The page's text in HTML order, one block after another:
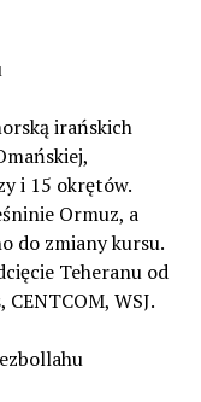
irańskich
i 15 okrętów.
Ormuz, a
do zmiany kursu.
Teheranu od
WSJ.